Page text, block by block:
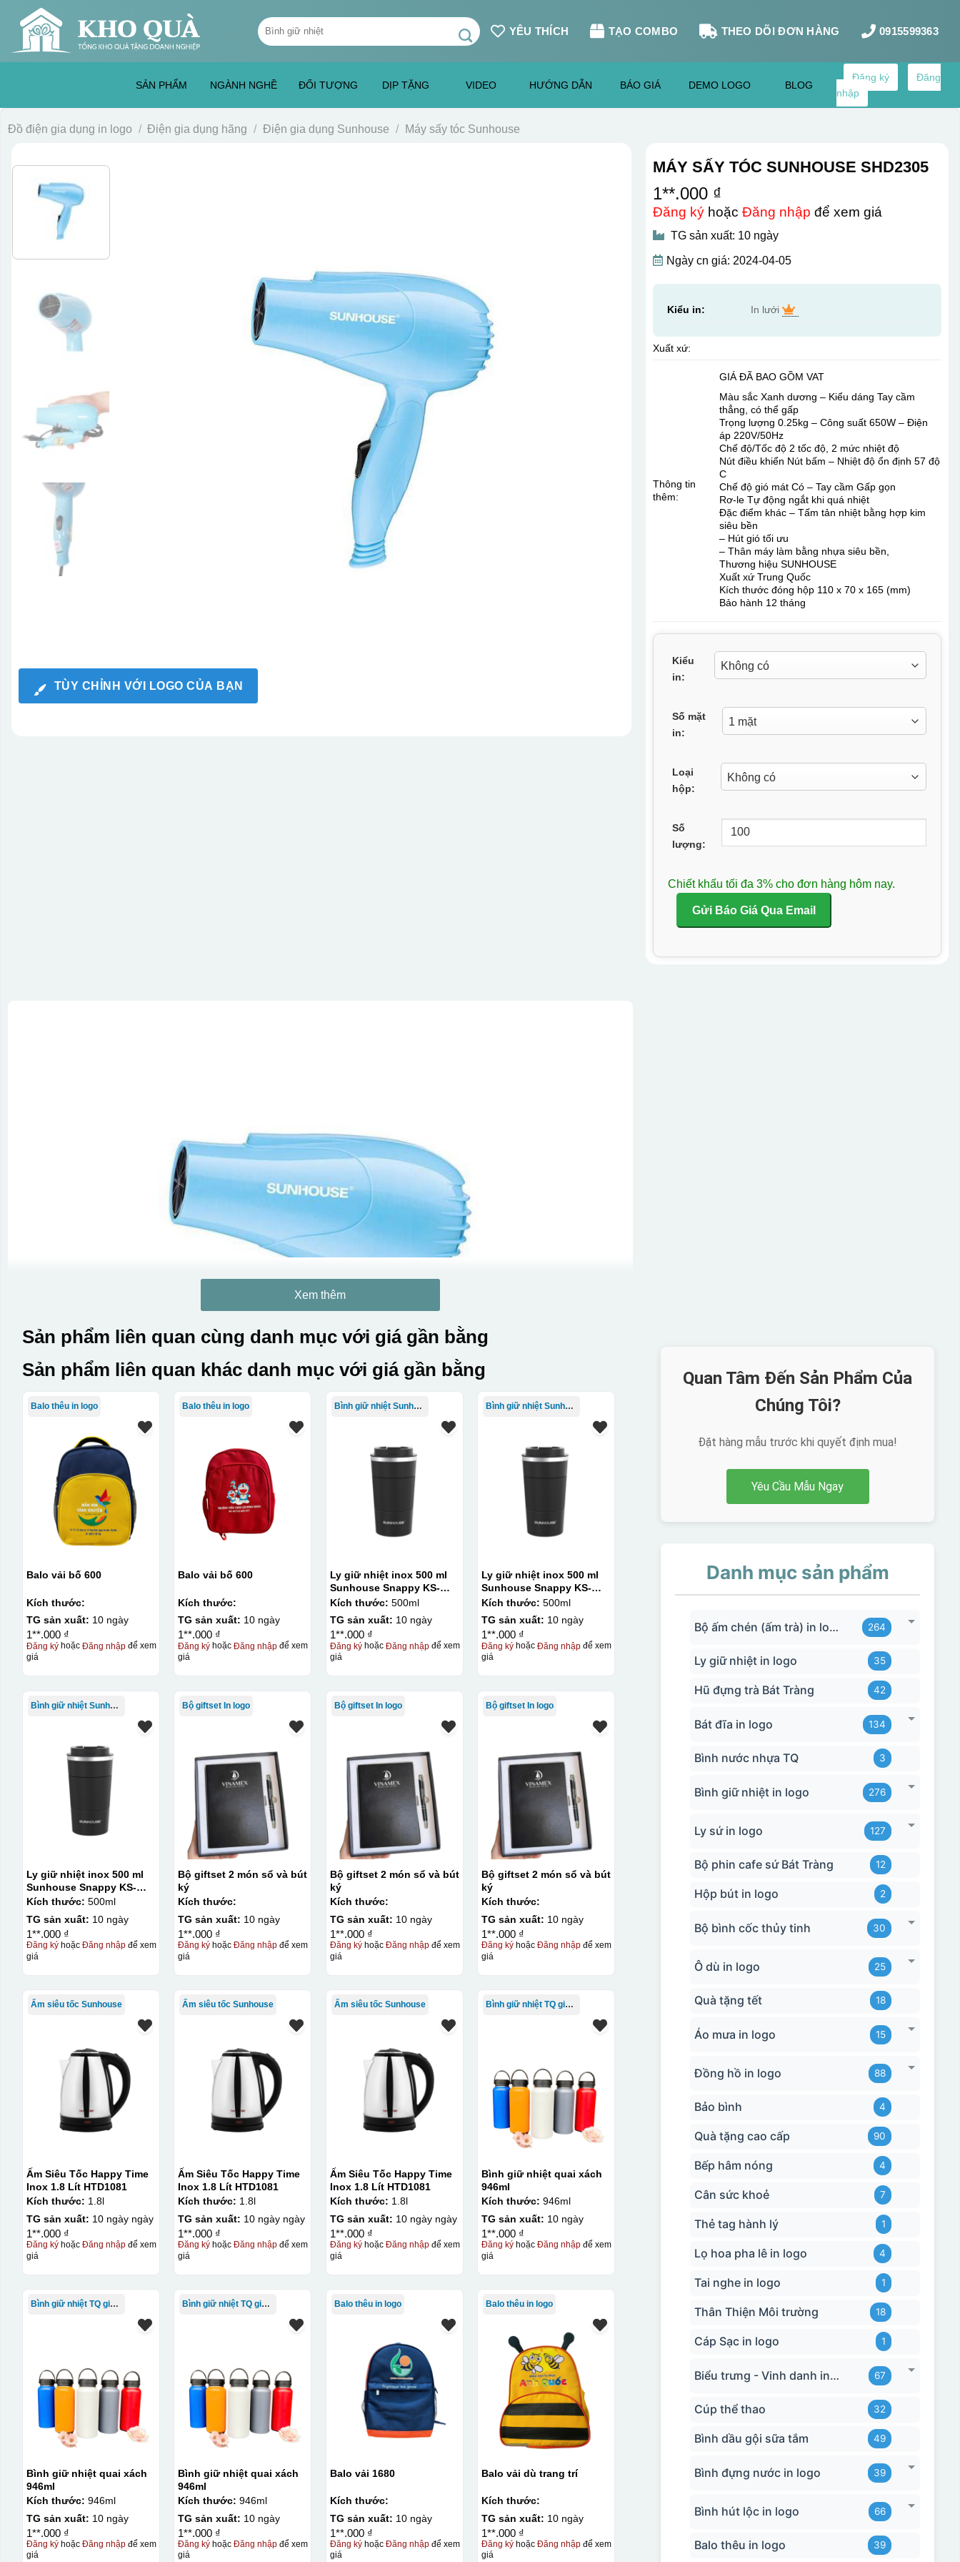
content
Tìm
kiếm:
YÊU THÍCH TẠO COMBO THEO DÕI ĐƠN HÀNG 0915599363
SẢN PHẨM NGÀNH NGHỀ ĐỐI TƯỢNG DỊP TẶNG VIDEO HƯỚNG DẪN BÁO GIÁ DEMO LOGO BLOG
Đăng ký
Đăng
nhập
Đồ điện gia dụng in logo / Điện gia dụng hãng / Điện gia dụng Sunhouse / Máy sấy tóc Sunhouse
TÙY CHỈNH VỚI LOGO CỦA BẠN
MÁY SẤY TÓC SUNHOUSE SHD2305
1**.000 ₫
Đăng kýhoặc Đăng nhập để xem giá
TG sản xuất: 10 ngày
Ngày cn giá: 2024-04-05
Kiểu in: In lưới
Xuất xứ:
Thông tin
thêm:
GIÁ ĐÃ BAO GỒM VAT
Màu sắc Xanh dương – Kiểu dáng Tay cầm
thẳng, có thể gấp
Trọng lượng 0.25kg – Công suất 650W – Điện
áp 220V/50Hz
Chế độ/Tốc độ 2 tốc độ, 2 mức nhiệt độ
Nút điều khiển Nút bấm – Nhiệt độ ổn định 57 độ
C
Chế độ gió mát Có – Tay cầm Gấp gọn
Rơ-le Tự động ngắt khi quá nhiệt
Đặc điểm khác – Tấm tản nhiệt bằng hợp kim
siêu bền
– Hút gió tối ưu
– Thân máy làm bằng nhựa siêu bền,
Thương hiệu SUNHOUSE
Xuất xứ Trung Quốc
Kích thước đóng hộp 110 x 70 x 165 (mm)
Bảo hành 12 tháng
Kiểu
in:
Số mặt
in:
Loại
hộp:
Số
lượng:
Chiết khấu tối đa 3% cho đơn hàng hôm nay.
Gửi Báo Giá Qua Email
Xem thêm
Sản phẩm liên quan cùng danh mục với giá gần bằng
Sản phẩm liên quan khác danh mục với giá gần bằng
Balo thêu in logo
Balo vải bố 600
Kích thước:
TG sản xuất: 10 ngày
1**.000 ₫
Đăng kýhoặc Đăng nhậpđể xem
giá
Balo thêu in logo
Balo vải bố 600
Kích thước:
TG sản xuất: 10 ngày
1**.000 ₫
Đăng ký hoặcĐăng nhập để xem
giá
Bình giữ nhiệt Sunhouse
Ly giữ nhiệt inox 500 ml
Sunhouse Snappy KS-
TU500S
Kích thước: 500ml
TG sản xuất: 10 ngày
1**.000 ₫
Đăng kýhoặc Đăng nhậpđể xem
giá
Bình giữ nhiệt Sunhouse
Ly giữ nhiệt inox 500 ml
Sunhouse Snappy KS-
TU500S
Kích thước: 500ml
TG sản xuất: 10 ngày
1**.000 ₫
Đăng ký hoặcĐăng nhập để xem
giá
Bình giữ nhiệt Sunhouse
Ly giữ nhiệt inox 500 ml
Sunhouse Snappy KS-
TU500S
Kích thước: 500ml
TG sản xuất: 10 ngày
1**.000 ₫
Đăng kýhoặc Đăng nhậpđể xem
giá
Bộ giftset In logo
Bộ giftset 2 món sổ và bút
ký
Kích thước:
TG sản xuất: 10 ngày
1**.000 ₫
Đăng ký hoặcĐăng nhập để xem
giá
Bộ giftset In logo
Bộ giftset 2 món sổ và bút
ký
Kích thước:
TG sản xuất: 10 ngày
1**.000 ₫
Đăng kýhoặc Đăng nhậpđể xem
giá
Bộ giftset In logo
Bộ giftset 2 món sổ và bút
ký
Kích thước:
TG sản xuất: 10 ngày
1**.000 ₫
Đăng ký hoặcĐăng nhập để xem
giá
Ấm siêu tốc Sunhouse
Ấm Siêu Tốc Happy Time
Inox 1.8 Lít HTD1081
Kích thước: 1.8l
TG sản xuất: 10 ngày ngày
1**.000 ₫
Đăng kýhoặc Đăng nhậpđể xem
giá
Ấm siêu tốc Sunhouse
Ấm Siêu Tốc Happy Time
Inox 1.8 Lít HTD1081
Kích thước: 1.8l
TG sản xuất: 10 ngày ngày
1**.000 ₫
Đăng ký hoặcĐăng nhập để xem
giá
Ấm siêu tốc Sunhouse
Ấm Siêu Tốc Happy Time
Inox 1.8 Lít HTD1081
Kích thước: 1.8l
TG sản xuất: 10 ngày ngày
1**.000 ₫
Đăng kýhoặc Đăng nhậpđể xem
giá
Bình giữ nhiệt TQ giá rẻ
Bình giữ nhiệt quai xách
946ml
Kích thước: 946ml
TG sản xuất: 10 ngày
1**.000 ₫
Đăng ký hoặcĐăng nhập để xem
giá
Bình giữ nhiệt TQ giá rẻ
Bình giữ nhiệt quai xách
946ml
Kích thước: 946ml
TG sản xuất: 10 ngày
1**.000 ₫
Đăng kýhoặc Đăng nhậpđể xem
giá
Bình giữ nhiệt TQ giá rẻ
Bình giữ nhiệt quai xách
946ml
Kích thước: 946ml
TG sản xuất: 10 ngày
1**.000 ₫
Đăng ký hoặcĐăng nhập để xem
giá
Balo thêu in logo
Balo vải 1680
Kích thước:
TG sản xuất: 10 ngày
1**.000 ₫
Đăng kýhoặc Đăng nhậpđể xem
giá
Balo thêu in logo
Balo vải dù trang trí
Kích thước:
TG sản xuất: 10 ngày
1**.000 ₫
Đăng ký hoặcĐăng nhập để xem
giá
Quan Tâm Đến Sản Phẩm Của
Chúng Tôi?
Đặt hàng mẫu trước khi quyết định mua!
Yêu Cầu Mẫu Ngay
Danh mục sản phẩm
Bộ ấm chén (ấm trà) in logo 264
Ly giữ nhiệt in logo 35
Hũ đựng trà Bát Tràng 42
Bát đĩa in logo 134
Bình nước nhựa TQ 3
Bình giữ nhiệt in logo 276
Ly sứ in logo 127
Bộ phin cafe sứ Bát Tràng 12
Hộp bút in logo 2
Bộ bình cốc thủy tinh 30
Ô dù in logo 25
Quà tặng tết 18
Áo mưa in logo 15
Đồng hồ in logo 88
Bảo bình 4
Quà tặng cao cấp 90
Bếp hâm nóng 4
Cân sức khoẻ 7
Thẻ tag hành lý 1
Lọ hoa pha lê in logo 4
Tai nghe in logo 1
Thân Thiện Môi trường 18
Cáp Sạc in logo 1
Biểu trưng - Vinh danh in logo 67
Cúp thể thao 32
Bình dầu gội sữa tắm 49
Bình đựng nước in logo 39
Bình hút lộc in logo 66
Balo thêu in logo 39